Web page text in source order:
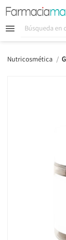
 
Nutricosmética